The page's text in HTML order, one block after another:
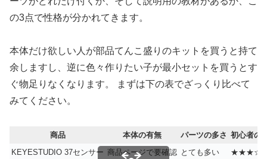
の3点で性格が分かれてきます。
本体だけ欲しい人が部品てんこ盛りのキットを買うと持て
余しますし、逆に色々作りたい子が最小セットを買うとす
ぐ物足りなくなります。 まずは下の表でざっくり比べて
みてください。
商品 本体の有無 パーツの多さ 初心者の
KEYESTUDIO 37センサー 商品ページで要確認 とても多い